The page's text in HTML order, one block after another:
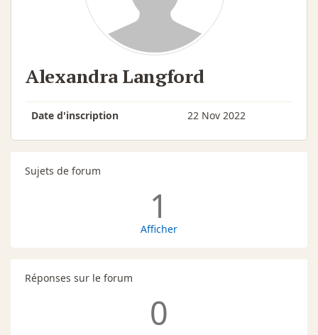
Alexandra Langford
Date d'inscription 22 Nov 2022
Sujets de forum
1
Afficher
Réponses sur le forum
0